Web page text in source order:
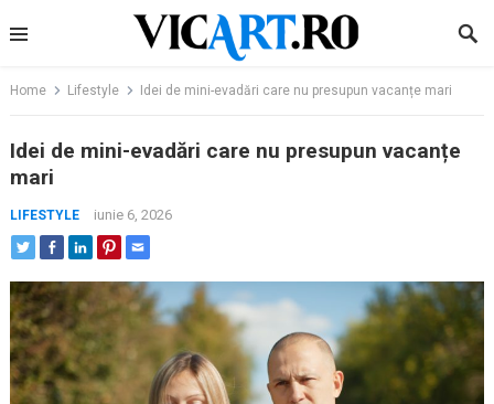
to
Home Lifestyle Idei de mini-evadări care nu presupun vacanțe mari
Idei de mini-evadări care nu presupun vacanțe
mari
LIFESTYLE iunie 6, 2026